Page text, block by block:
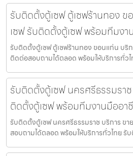
รับติดตั้งตู้เซฟ ตู้เซฟร้านทอง
เซฟ รับติดตั้งตู้เซฟ พร้อมทีมง
รับติดตั้งตู้เซฟ ตู้เซฟร้านทอง ขอนแก่น บริ
ติดต่อสอบถามได้ตลอด พร้อมให้บริการทั่ว
รับติดตั้งตู้เซฟ นครศรีธรรมรา
ติดตั้งตู้เซฟ พร้อมทีมงานมืออา
รับติดตั้งตู้เซฟ นครศรีธรรมราช บริการ ข
สอบถามได้ตลอด พร้อมให้บริการทั่วไทย รั